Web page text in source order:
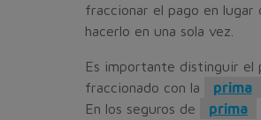
fraccionar el pago en lugar
hacerlo en una sola vez.
Es importante distinguir el
fraccionado con la
prima
En los seguros de
prima